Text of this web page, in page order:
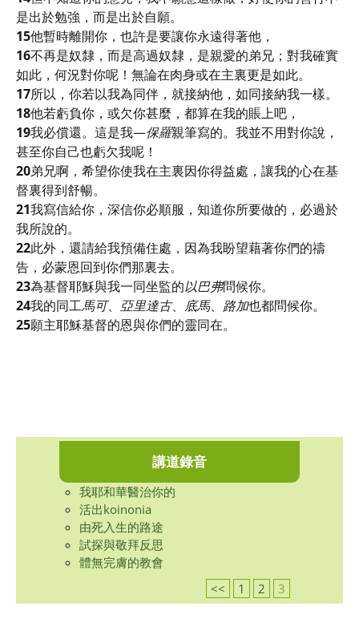
是出於勉強，而是出於自願。
15他暫時離開你，也許是要讓你永遠得著他，
16不再是奴隸，而是高過奴隸，是親愛的弟兄；對我確實
如此，何況對你呢！無論在肉身或在主裏更是如此。
17所以，你若以我為同伴，就接納他，如同接納我一樣。
18他若虧負你，或欠你甚麼，都算在我的賬上吧，
19我必償還。這是我—保羅親筆寫的。我並不用對你說，
甚至你自己也虧欠我呢！
20弟兄啊，希望你使我在主裏因你得益處，讓我的心在基
督裏得到舒暢。
21我寫信給你，深信你必順服，知道你所要做的，必過於
我所說的。
22此外，還請給我預備住處，因為我盼望藉著你們的禱
告，必蒙恩回到你們那裏去。
23為基督耶穌與我一同坐監的以巴弗問候你。
24我的同工馬可、 亞里達古、 底馬、 路加也都問候你。
25願主耶穌基督的恩與你們的靈同在。
講道錄音
我耶和華醫治你的
活出koinonia
由死入生的路途
試探與敬拜反思
體無完膚的教會
<<
1 2 3